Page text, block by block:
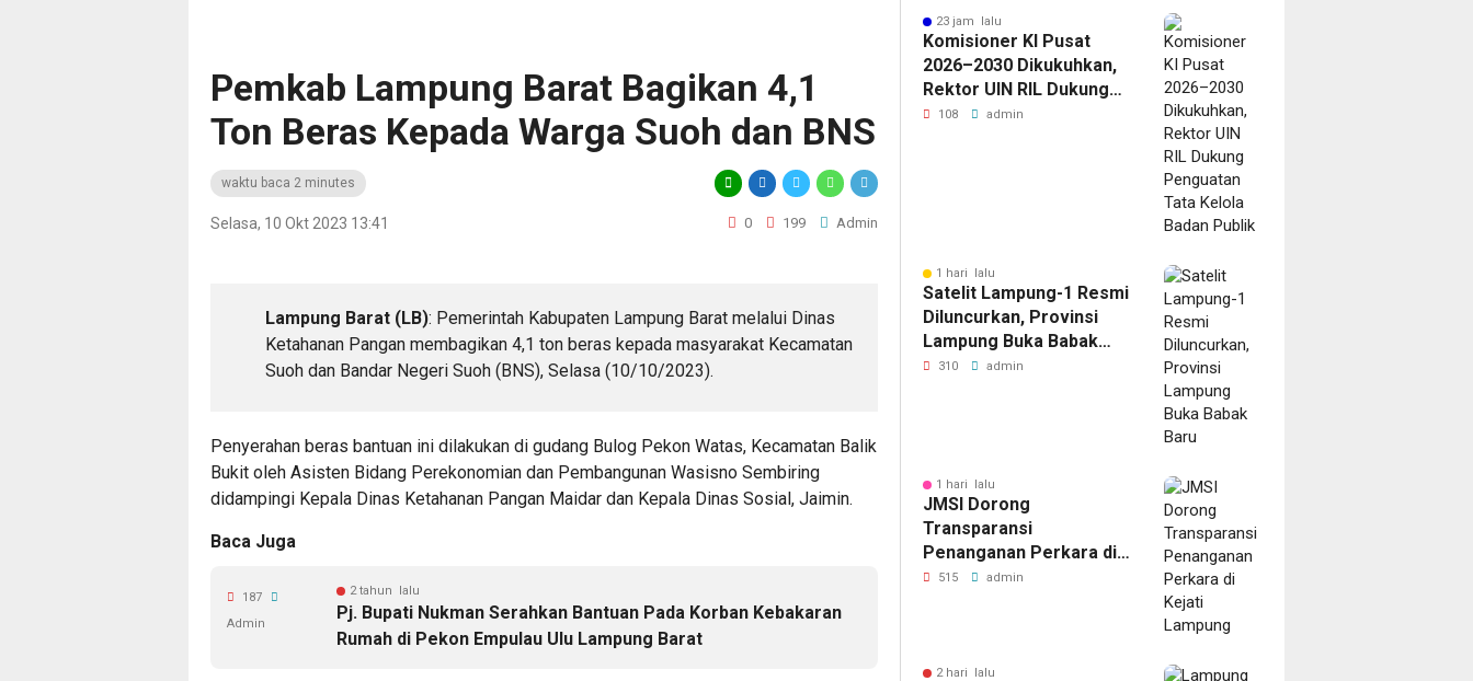
Pemkab Lampung Barat Bagikan 4,1
Ton Beras Kepada Warga Suoh dan BNS
waktu baca 2 minutes
Selasa, 10 Okt 2023 13:41 0 199 Admin
Lampung Barat (LB): Pemerintah Kabupaten Lampung Barat melalui Dinas
Ketahanan Pangan membagikan 4,1 ton beras kepada masyarakat Kecamatan
Suoh dan Bandar Negeri Suoh (BNS), Selasa (10/10/2023).
Penyerahan beras bantuan ini dilakukan di gudang Bulog Pekon Watas, Kecamatan Balik
Bukit oleh Asisten Bidang Perekonomian dan Pembangunan Wasisno Sembiring
didampingi Kepala Dinas Ketahanan Pangan Maidar dan Kepala Dinas Sosial, Jaimin.
Baca Juga
2 tahun lalu
Pj. Bupati Nukman Serahkan Bantuan Pada Korban Kebakaran
Rumah di Pekon Empulau Ulu Lampung Barat
187
Admin
23 jam lalu
Komisioner KI Pusat
2026–2030 Dikukuhkan,
Rektor UIN RIL Dukung
Penguatan Tata Kelola
108 admin
1 hari lalu
Satelit Lampung-1 Resmi
Diluncurkan, Provinsi
Lampung Buka Babak
Baru
310 admin
1 hari lalu
JMSI Dorong
Transparansi
Penanganan Perkara di
Kejati Lampung
515 admin
2 hari lalu